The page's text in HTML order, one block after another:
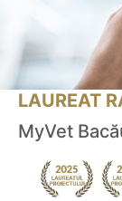
LAUREAT
MyVet